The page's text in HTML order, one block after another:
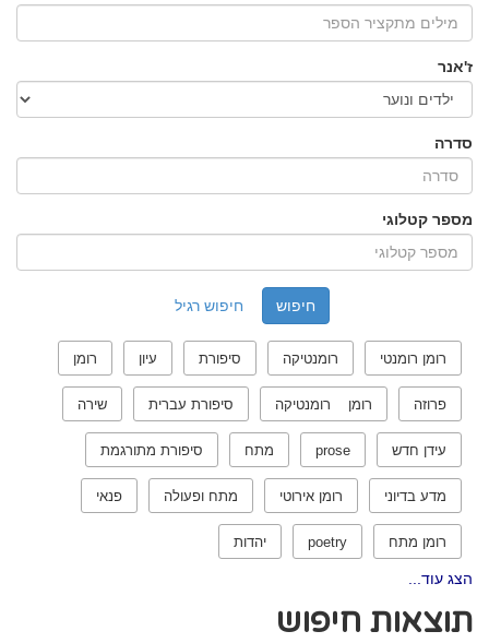
ז'אנר
סדרה
מספר קטלוגי
חיפוש רגיל
רומן רומנטי רומנטיקה סיפורת עיון רומן
פרוזה רומן רומנטיקה סיפורת עברית שירה
עידן חדש prose מתח סיפורת מתורגמת
מדע בדיוני רומן אירוטי מתח ופעולה פנאי
רומן מתח poetry יהדות
הצג עוד...
תוצאות חיפוש